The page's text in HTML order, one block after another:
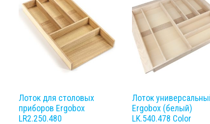
Лоток для столовых
приборов Ergobox
LR2.250.480
Лоток
Ergobox (белый)
LK.540.478 Color